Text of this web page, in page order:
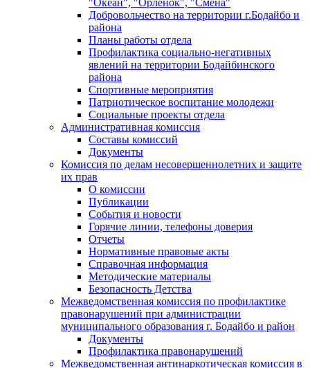
"Океан", "Орленок", "Смена"
Добровольчество на территории г.Бодайбо и
района
Планы работы отдела
Профилактика социально-негативных
явлений на территории Бодайбинского
района
Спортивные мероприятия
Патриотическое воспитание молодежи
Социальные проекты отдела
Административная комиссия
Составы комиссий
Документы
Комиссия по делам несовершеннолетних и защите
их прав
О комиссии
Публикации
События и новости
Горячие линии, телефоны доверия
Отчеты
Нормативные правовые акты
Справочная информация
Методические материалы
Безопасность Детства
Межведомственная комиссия по профилактике
правонарушений при администрации
муниципального образования г. Бодайбо и район
Документы
Профилактика правонарушений
Межведомственная антинаркотическая комиссия в